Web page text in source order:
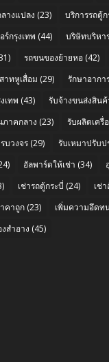
างแปลง (23) บริการรถตู้ก
ร์กรุงเทพ (44) บริษัทบริห
รถขนของย้ายหอ (42)
าทหูเสื่อม (29) รักษาอาก
เทพ (43) รับจ้างขนส่งสินค้
าคกลาง (23) รับผลิตเครื่
บวงจร (29) รับเหมาปรับ
อัลพาร์ดให้เช่า (34)
เช่ารถตู้กระบี่ (24) เช่
คาถูก (23) เพิ่มความอึดท
สำอาง (45)